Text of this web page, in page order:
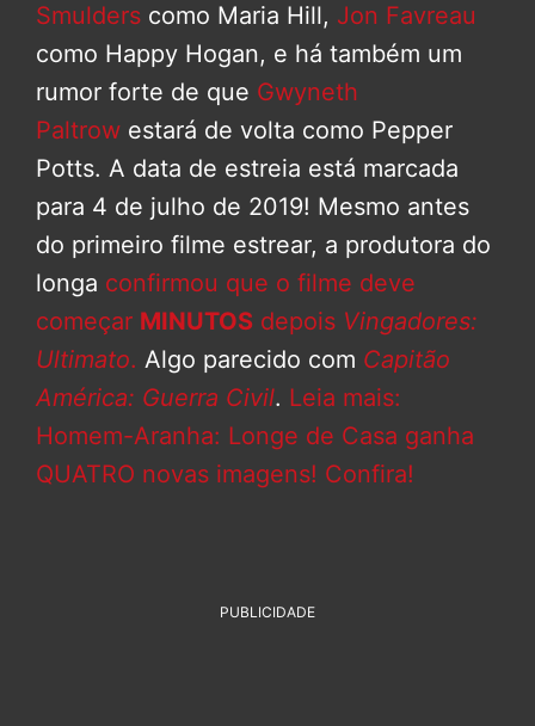
Smulders como Maria Hill, Jon Favreau
como Happy Hogan, e há também um
rumor forte de que Gwyneth
Paltrow estará de volta como Pepper
Potts. A data de estreia está marcada
para 4 de julho de 2019! Mesmo antes
do primeiro filme estrear, a produtora do
longa confirmou que o filme deve
começar MINUTOS depois Vingadores:
Ultimato. Algo parecido com Capitão
América: Guerra Civil. Leia mais:
Homem-Aranha: Longe de Casa ganha
QUATRO novas imagens! Confira!
PUBLICIDADE